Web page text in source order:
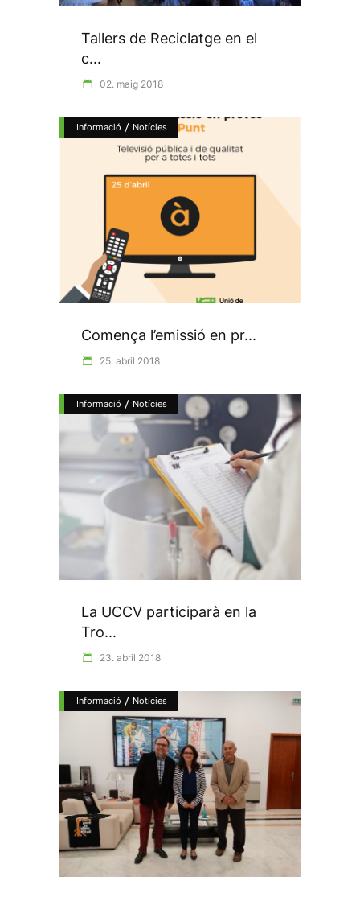
Tallers de Reciclatge en el
c...
02. maig 2018
Informació / Notícies
Comença l’emissió en pr...
25. abril 2018
Informació / Notícies
La UCCV participarà en la
Tro...
23. abril 2018
Informació / Notícies